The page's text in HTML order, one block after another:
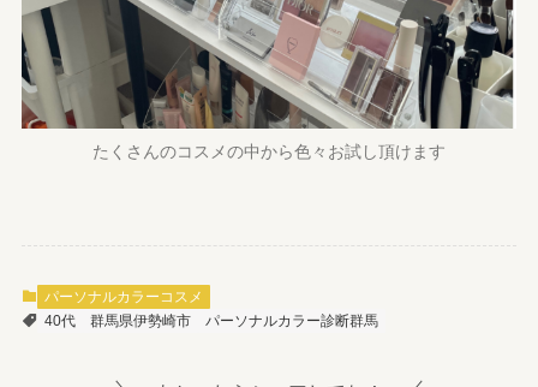
たくさんのコスメの中から色々お試し頂けます
パーソナルカラーコスメ
40代
群馬県伊勢崎市 パーソナルカラー診断群馬